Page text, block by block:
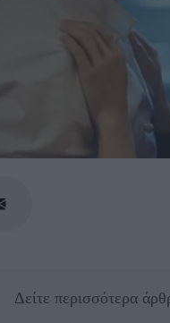
Δείτε περισσότερα